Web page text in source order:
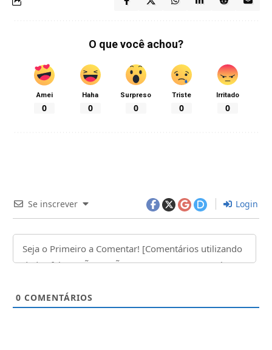
O que você achou?
Amei
0
Haha
0
Surpreso
0
Triste
0
Irritado
0
Se inscrever Login
0 COMENTÁRIOS